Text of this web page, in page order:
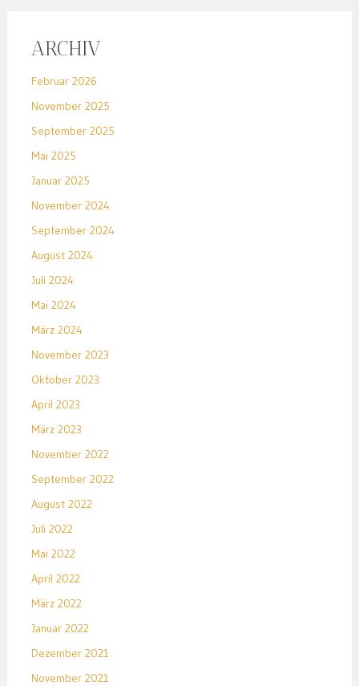
ARCHIV
Februar 2026
November 2025
September 2025
Mai 2025
Januar 2025
November 2024
September 2024
August 2024
Juli 2024
Mai 2024
März 2024
November 2023
Oktober 2023
April 2023
März 2023
November 2022
September 2022
August 2022
Juli 2022
Mai 2022
April 2022
März 2022
Januar 2022
Dezember 2021
November 2021